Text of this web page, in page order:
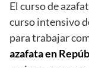
El curso de
curso intensivo
para trabajar
azafata en